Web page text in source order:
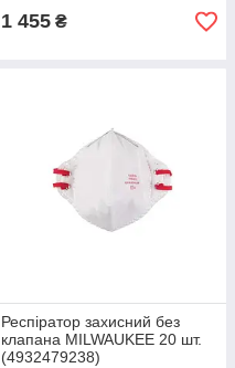
1 455 ₴
Респіратор захисний без
клапана MILWAUKEE 20 шт.
(4932479238)